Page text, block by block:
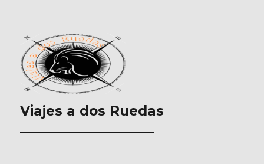
Viajes a dos Ruedas
___________________